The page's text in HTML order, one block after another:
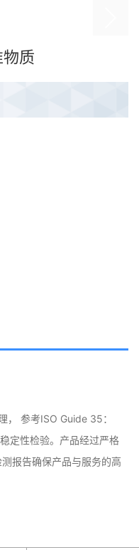
质
， 参考ISO Guide 35：
定性检验。产品经过严格
报告确保产品与服务的高